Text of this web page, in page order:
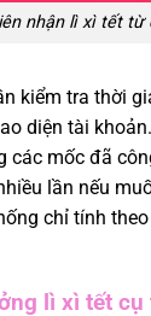
nhận lì xì tết từ
kiểm tra thời
diện tài
các mốc đã
lần nếu
chỉ tính
lì xì tết cụ